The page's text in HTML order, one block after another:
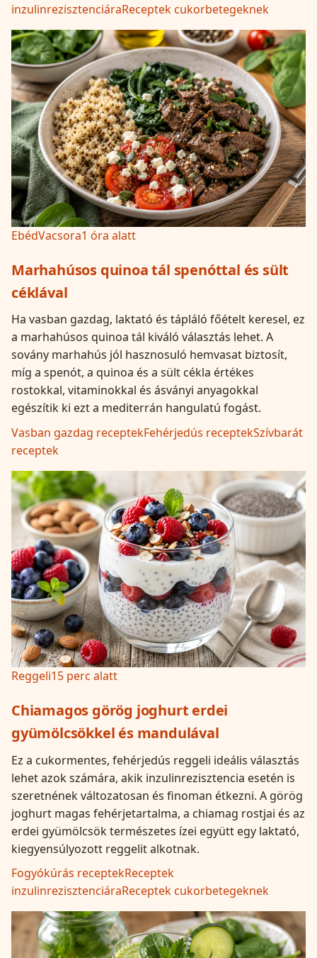
inzulinrezisztenciáraReceptek cukorbetegeknek
EbédVacsora1 óra alatt
Marhahúsos quinoa tál spenóttal és sült
céklával
Ha vasban gazdag, laktató és tápláló főételt keresel, ez
a marhahúsos quinoa tál kiváló választás lehet. A
sovány marhahús jól hasznosuló hemvasat biztosít,
míg a spenót, a quinoa és a sült cékla értékes
rostokkal, vitaminokkal és ásványi anyagokkal
egészítik ki ezt a mediterrán hangulatú fogást.
Vasban gazdag receptekFehérjedús receptekSzívbarát
receptek
Reggeli15 perc alatt
Chiamagos görög joghurt erdei
gyümölcsökkel és mandulával
Ez a cukormentes, fehérjedús reggeli ideális választás
lehet azok számára, akik inzulinrezisztencia esetén is
szeretnének változatosan és finoman étkezni. A görög
joghurt magas fehérjetartalma, a chiamag rostjai és az
erdei gyümölcsök természetes ízei együtt egy laktató,
kiegyensúlyozott reggelit alkotnak.
Fogyókúrás receptekReceptek
inzulinrezisztenciáraReceptek cukorbetegeknek